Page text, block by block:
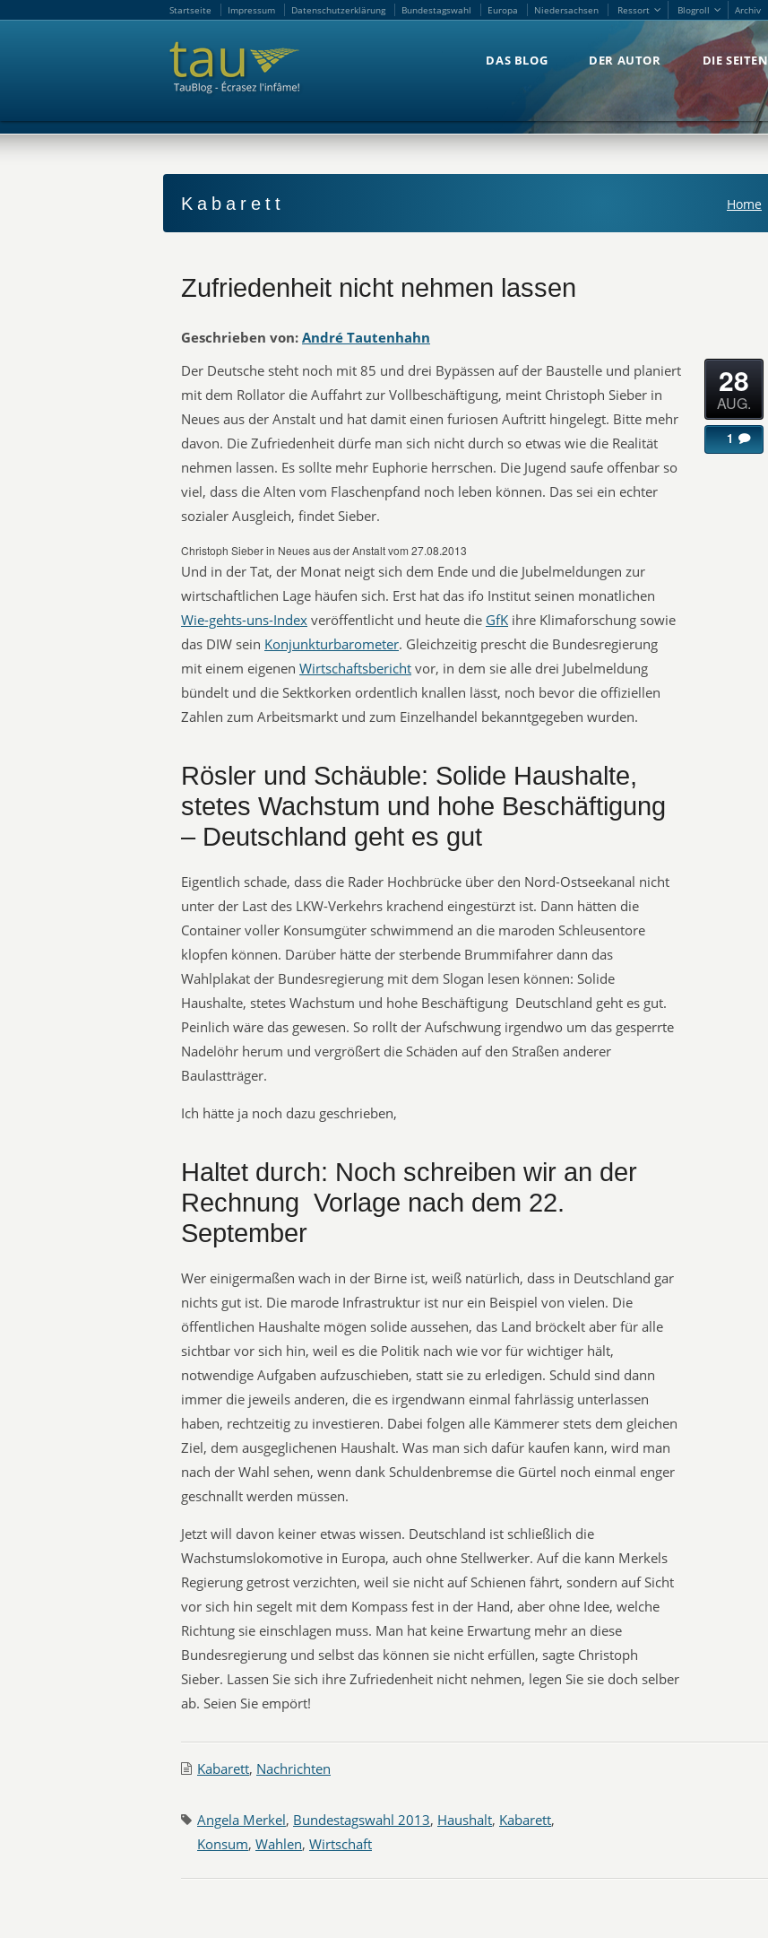
Startseite Impressum Datenschutzerklärung Bundestagswahl Europa Niedersachsen Ressort Blogroll Archiv
DAS BLOG DER AUTOR DIE SEITEN
Kabarett Home
Zufriedenheit nicht nehmen lassen
Geschrieben von: André Tautenhahn
Der Deutsche steht noch mit 85 und drei Bypässen auf der Baustelle und planiert
mit dem Rollator die Auffahrt zur Vollbeschäftigung, meint Christoph Sieber in
Neues aus der Anstalt und hat damit einen furiosen Auftritt hingelegt. Bitte mehr
davon. Die Zufriedenheit dürfe man sich nicht durch so etwas wie die Realität
nehmen lassen. Es sollte mehr Euphorie herrschen. Die Jugend saufe offenbar so
viel, dass die Alten vom Flaschenpfand noch leben können. Das sei ein echter
sozialer Ausgleich, findet Sieber.
Christoph Sieber in Neues aus der Anstalt vom 27.08.2013
Und in der Tat, der Monat neigt sich dem Ende und die Jubelmeldungen zur
wirtschaftlichen Lage häufen sich. Erst hat das ifo Institut seinen monatlichen
Wie-gehts-uns-Index  veröffentlicht und heute die GfK ihre Klimaforschung sowie
das DIW sein Konjunkturbarometer. Gleichzeitig prescht die Bundesregierung
mit einem eigenen Wirtschaftsbericht vor, in dem sie alle drei Jubelmeldung
bündelt und die Sektkorken ordentlich knallen lässt, noch bevor die offiziellen
Zahlen zum Arbeitsmarkt und zum Einzelhandel bekanntgegeben wurden.
Rösler und Schäuble: Solide Haushalte,
stetes Wachstum und hohe Beschäftigung
– Deutschland geht es gut
Eigentlich schade, dass die Rader Hochbrücke über den Nord-Ostseekanal nicht
unter der Last des LKW-Verkehrs krachend eingestürzt ist. Dann hätten die
Container voller Konsumgüter schwimmend an die maroden Schleusentore
klopfen können. Darüber hätte der sterbende Brummifahrer dann das
Wahlplakat der Bundesregierung mit dem Slogan lesen können: Solide
Haushalte, stetes Wachstum und hohe Beschäftigung  Deutschland geht es gut.
Peinlich wäre das gewesen. So rollt der Aufschwung irgendwo um das gesperrte
Nadelöhr herum und vergrößert die Schäden auf den Straßen anderer
Baulastträger.
Ich hätte ja noch dazu geschrieben,
Haltet durch: Noch schreiben wir an der
Rechnung  Vorlage nach dem 22.
September
Wer einigermaßen wach in der Birne ist, weiß natürlich, dass in Deutschland gar
nichts gut ist. Die marode Infrastruktur ist nur ein Beispiel von vielen. Die
öffentlichen Haushalte mögen solide aussehen, das Land bröckelt aber für alle
sichtbar vor sich hin, weil es die Politik nach wie vor für wichtiger hält,
notwendige Aufgaben aufzuschieben, statt sie zu erledigen. Schuld sind dann
immer die jeweils anderen, die es irgendwann einmal fahrlässig unterlassen
haben, rechtzeitig zu investieren. Dabei folgen alle Kämmerer stets dem gleichen
Ziel, dem ausgeglichenen Haushalt. Was man sich dafür kaufen kann, wird man
nach der Wahl sehen, wenn dank Schuldenbremse die Gürtel noch einmal enger
geschnallt werden müssen.
Jetzt will davon keiner etwas wissen. Deutschland ist schließlich die
Wachstumslokomotive in Europa, auch ohne Stellwerker. Auf die kann Merkels
Regierung getrost verzichten, weil sie nicht auf Schienen fährt, sondern auf Sicht
vor sich hin segelt mit dem Kompass fest in der Hand, aber ohne Idee, welche
Richtung sie einschlagen muss. Man hat keine Erwartung mehr an diese
Bundesregierung und selbst das können sie nicht erfüllen, sagte Christoph
Sieber. Lassen Sie sich ihre Zufriedenheit nicht nehmen, legen Sie sie doch selber
ab. Seien Sie empört!
28
AUG.
1
Kabarett, Nachrichten
Angela Merkel, Bundestagswahl 2013, Haushalt, Kabarett,
Konsum, Wahlen, Wirtschaft
Startseite Impressum Datenschutzerklärung Bundestagswahl Europa Niedersachsen Ressort Blogroll Archiv
DAS BLOG DER AUTOR DIE SEITEN